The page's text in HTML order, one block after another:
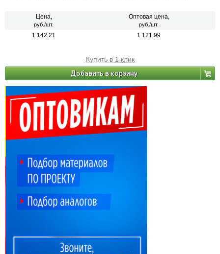
Цена,
руб./шт.
Оптовая цена,
руб./шт.
1 142.21 1 121.99
Купить в 1 клик
Добавить в корзину